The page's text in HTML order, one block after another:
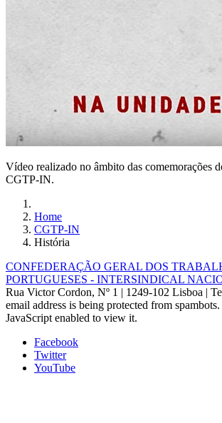
Vídeo realizado no âmbito das comemorações
CGTP-IN.
Home
CGTP-IN
História
CONFEDERAÇÃO GERAL DOS
PORTUGUESES - INTERSINDICAL
Rua Victor Cordon, Nº 1 | 1249-102 Lisboa |
email address is being protected from spambots.
JavaScript enabled to view it.
Facebook
Twitter
YouTube